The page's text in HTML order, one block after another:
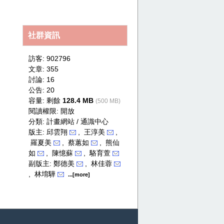
社群資訊
訪客: 902796
文章: 355
討論: 16
公告: 20
容量: 剩餘 128.4 MB (500 MB)
閱讀權限: 開放
分類: 計畫網站 / 通識中心
版主: 邱雲翔
, 王淳美
羅夏美
, 蔡蕙如
, 熊仙
如
, 陳憶蘇
, 駱育萱
副版主: 鄭德美
, 林佳蓉
, 林堉驊
...[more]